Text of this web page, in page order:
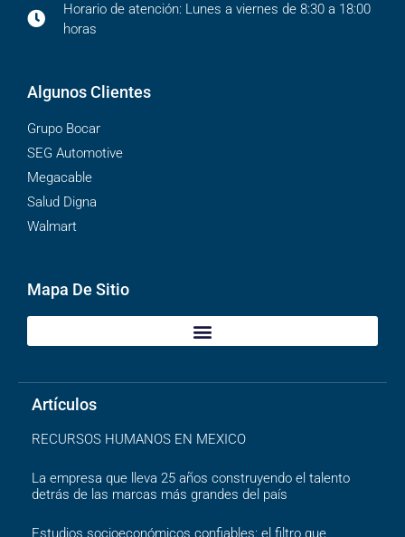
Horario de atención: Lunes a viernes de 8:30 a 18:00
horas
Algunos Clientes
Grupo Bocar
SEG Automotive
Megacable
Salud Digna
Walmart
Mapa De Sitio
Artículos
RECURSOS HUMANOS EN MEXICO
La empresa que lleva 25 años construyendo el talento
detrás de las marcas más grandes del país
Estudios socioeconómicos confiables: el filtro que